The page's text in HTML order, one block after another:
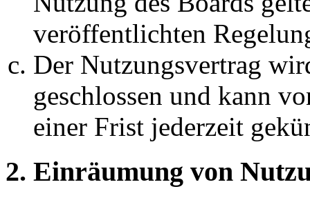
veröffentlichten
Der Nutzungsvertrag
geschlossen und kann
einer Frist jederzeit
2. Einräumung von